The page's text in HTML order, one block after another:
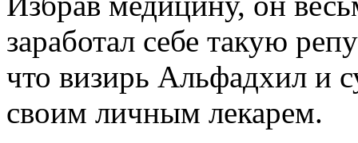
заработал себе такую
что визирь Альфадхил и
своим личным лекарем.